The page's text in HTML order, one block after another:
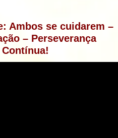
Ambos se cuidarem –
– Perseverança
Contínua!